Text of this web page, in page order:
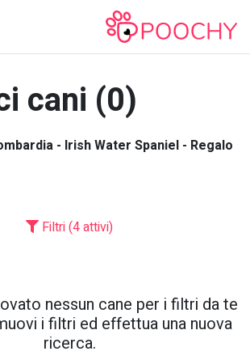
cani (0)
- Irish Water Spaniel - Regalo
Filtri (4 attivi)
nessun cane per i filtri da te
i filtri ed effettua una nuova
ricerca.